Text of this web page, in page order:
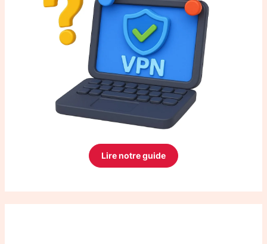
Lire notre guide